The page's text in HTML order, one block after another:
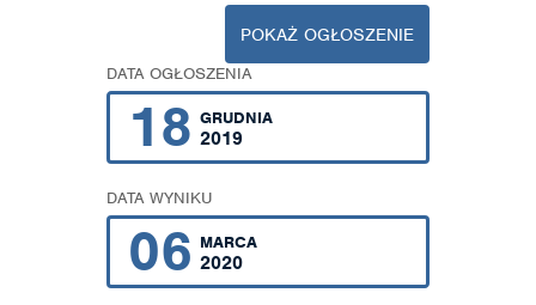
POKAŻ OGŁOSZENIE
DATA OGŁOSZENIA
18 GRUDNIA
2019
DATA WYNIKU
06 MARCA
2020